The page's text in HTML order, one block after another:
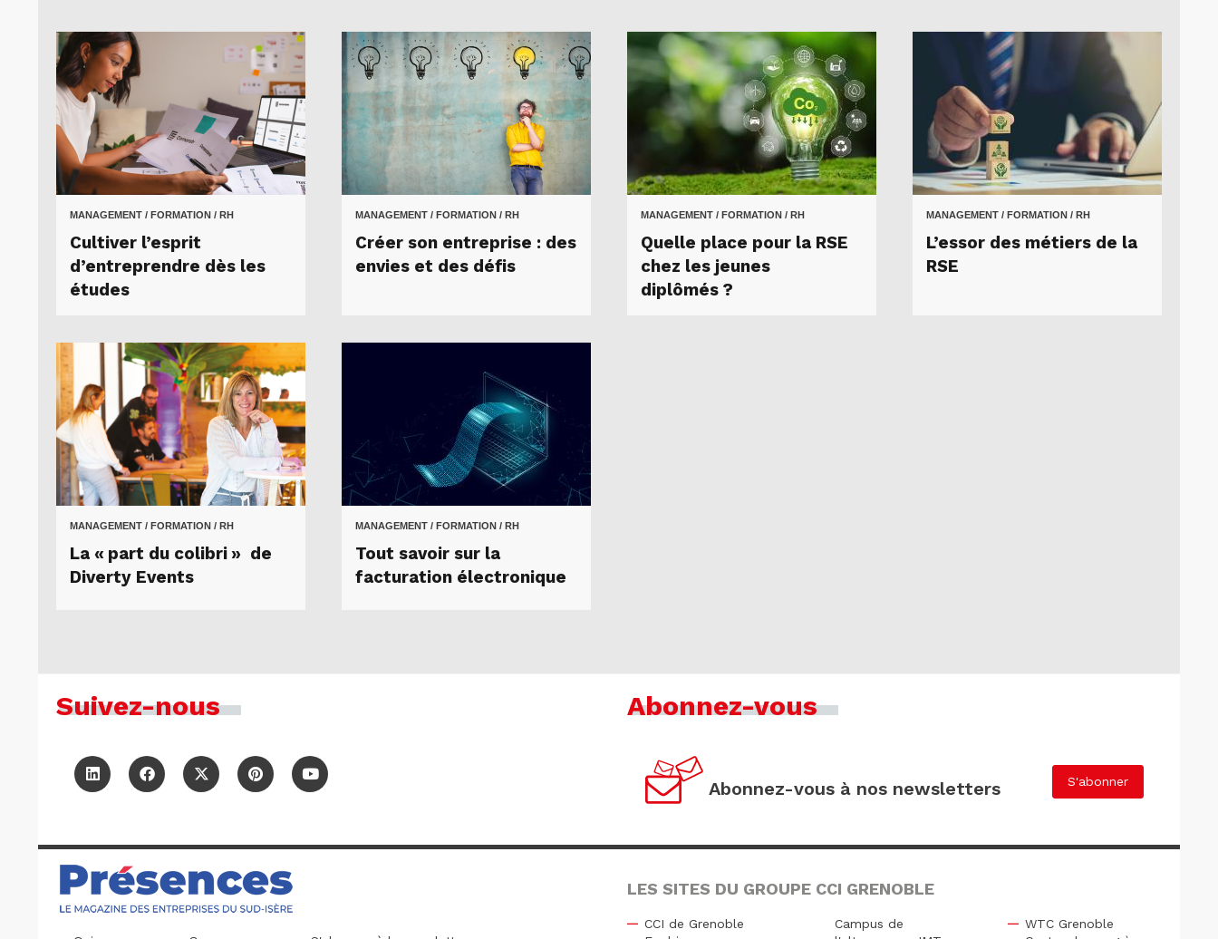
MANAGEMENT / FORMATION / RH
Cultiver l’esprit
d’entreprendre dès les
études
MANAGEMENT / FORMATION / RH
Créer son entreprise : des
envies et des défis
MANAGEMENT / FORMATION / RH
Quelle place pour la RSE
chez les jeunes
diplômés ?
MANAGEMENT / FORMATION / RH
L’essor des métiers de la
RSE
MANAGEMENT / FORMATION / RH
La « part du colibri » de
Diverty Events
MANAGEMENT / FORMATION / RH
Tout savoir sur la
facturation électronique
Suivez-nous Abonnez-vous
Abonnez-vous à nos newsletters S'abonner
LES SITES DU GROUPE CCI GRENOBLE
CCI de Grenoble
Campus de
WTC Grenoble